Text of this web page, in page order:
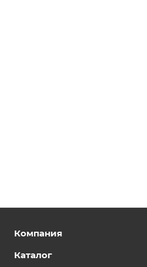
Компания
Каталог